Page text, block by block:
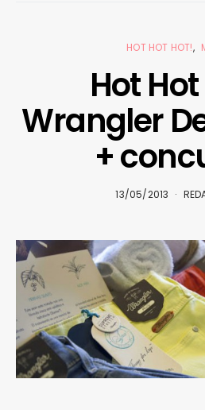
HOT HOT HOT!
Hot
Wrangler
+
13/05/2013